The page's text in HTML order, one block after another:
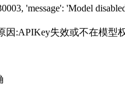
'message': 'Model
:APIKey失效或不在模型